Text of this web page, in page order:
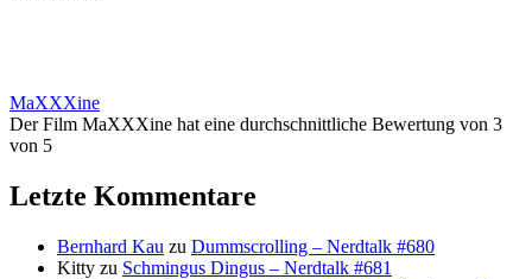
MaXXXine
Der Film MaXXXine hat eine durchschnittliche Bewertung von 3
von 5
Letzte Kommentare
Bernhard Kau zu Dummscrolling – Nerdtalk #680
Kitty zu Schmingus Dingus – Nerdtalk #681